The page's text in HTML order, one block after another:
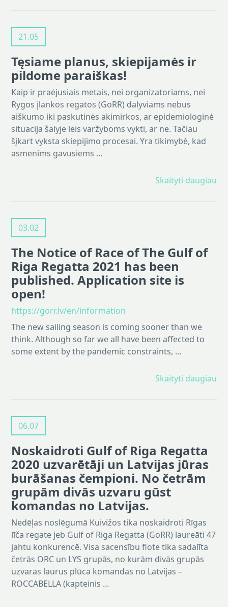
21.05
Tęsiame planus, skiepijamės ir
pildome paraiškas!
Kaip ir praėjusiais metais, nei organizatoriams, nei
Rygos įlankos regatos (GoRR) dalyviams nebus
aiškumo iki paskutinės akimirkos, ar epidemiologinė
situacija šalyje leis varžyboms vykti, ar ne. Tačiau
šįkart vyksta skiepijimo procesai. Yra tikimybė, kad
asmenims gavusiems ...
Skaityti daugiau
03.02
The Notice of Race of The Gulf of
Riga Regatta 2021 has been
published. Application site is
open!
https://gorr.lv/en/information
The new sailing season is coming sooner than we
think. Although so far we all have been affected to
some extent by the pandemic constraints, ...
Skaityti daugiau
06.07
Noskaidroti Gulf of Riga Regatta
2020 uzvarētāji un Latvijas jūras
burāšanas čempioni. No četrām
grupām divās uzvaru gūst
komandas no Latvijas.
Nedēļas noslēgumā Kuivižos tika noskaidroti Rīgas
līča regate jeb Gulf of Riga Regatta (GoRR) laureāti 47
jahtu konkurencē. Visa sacensību flote tika sadalīta
četrās ORC un LYS grupās, no kurām divās grupās
uzvaras laurus plūca komandas no Latvijas –
ROCCABELLA (kapteinis ...